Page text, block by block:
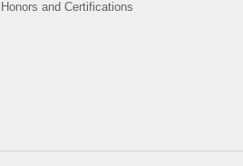
Honors and Certifications